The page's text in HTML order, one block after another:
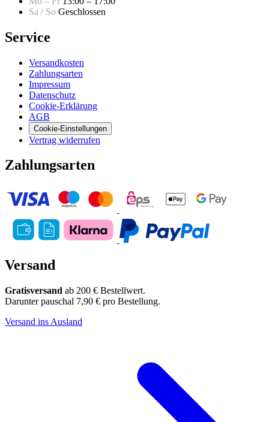
Sa / So Geschlossen
Service
Versandkosten
Zahlungsarten
Impressum
Datenschutz
Cookie-Erklärung
AGB
Cookie-Einstellungen
Vertrag widerrufen
Zahlungsarten
Versand
Gratisversand ab 200 € Bestellwert.
Darunter pauschal 7,90 € pro Bestellung.
Versand ins Ausland